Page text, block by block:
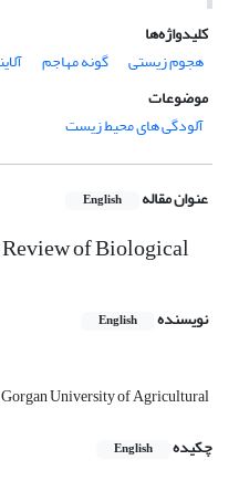
کلیدواژه‌ها
هجوم زیستی
گونه مهاجم
موضوعات
آلودگی های محیط زیست
عنوان مقاله English
of Biological
نویسنده English
University of Agricultural
چکیده
English